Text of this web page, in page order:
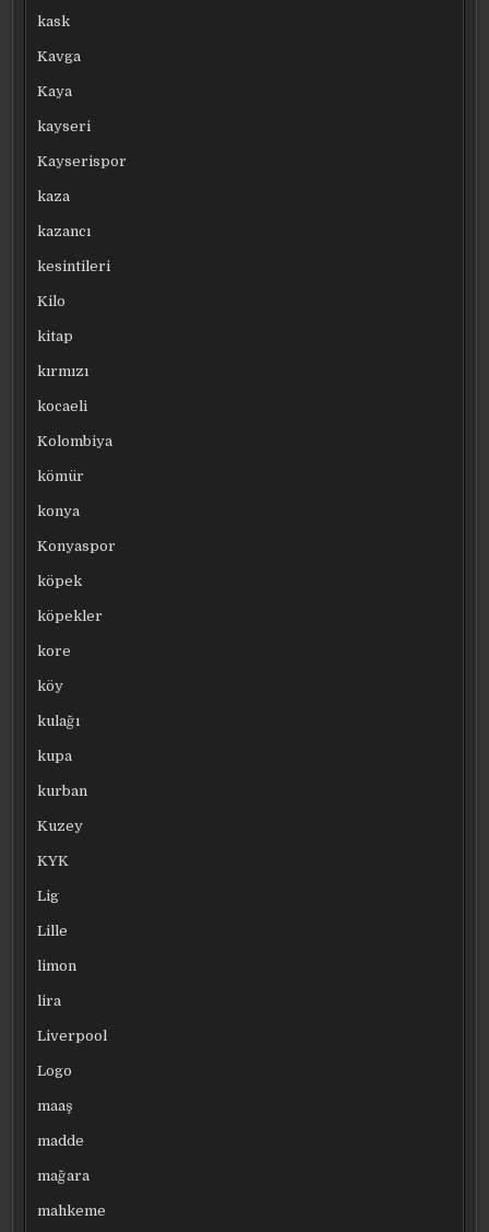
kask
Kavga
Kaya
kayseri
Kayserispor
kaza
kazancı
kesintileri
Kilo
kitap
kırmızı
kocaeli
Kolombiya
kömür
konya
Konyaspor
köpek
köpekler
kore
köy
kulağı
kupa
kurban
Kuzey
KYK
Lig
Lille
limon
lira
Liverpool
Logo
maaş
madde
mağara
mahkeme